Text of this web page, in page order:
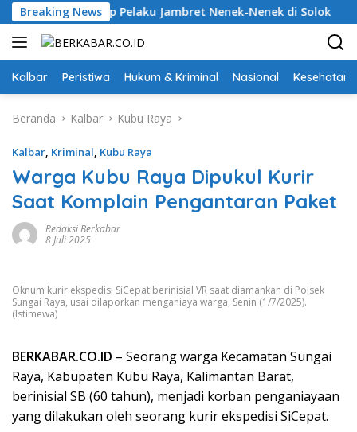
Langsung
ke
konten
Breaking News
Tangkap Pelaku Jambret Nenek-Nenek di Solok
Kalbar Peristiwa Hukum & Kriminal Nasional Kesehatan
Beranda Kalbar Kubu Raya
Kalbar, Kriminal, Kubu Raya
Warga Kubu Raya Dipukul Kurir
Saat Komplain Pengantaran Paket
Redaksi Berkabar
8 Juli 2025
Oknum kurir ekspedisi SiCepat berinisial VR saat diamankan di Polsek
Sungai Raya, usai dilaporkan menganiaya warga, Senin (1/7/2025).
(Istimewa)
BERKABAR.CO.ID – Seorang warga Kecamatan Sungai
Raya, Kabupaten Kubu Raya, Kalimantan Barat,
berinisial SB (60 tahun), menjadi korban penganiayaan
yang dilakukan oleh seorang kurir ekspedisi SiCepat.